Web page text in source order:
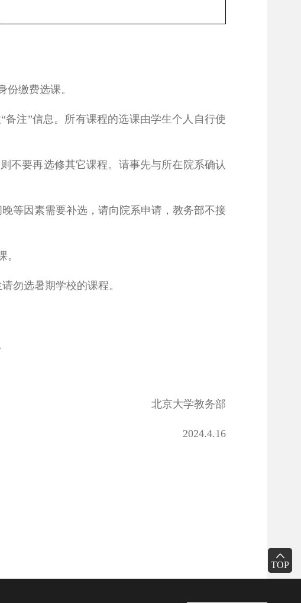
TOP
缴费选课。
注”信息。所有课程的选课由学生个人自行使
不要再选修其它课程。请事先与所在院系确认
等因素需要补选，请向院系申请，教务部不接
勿选暑期学校的课程。
北京大学教务部
2024.4.16